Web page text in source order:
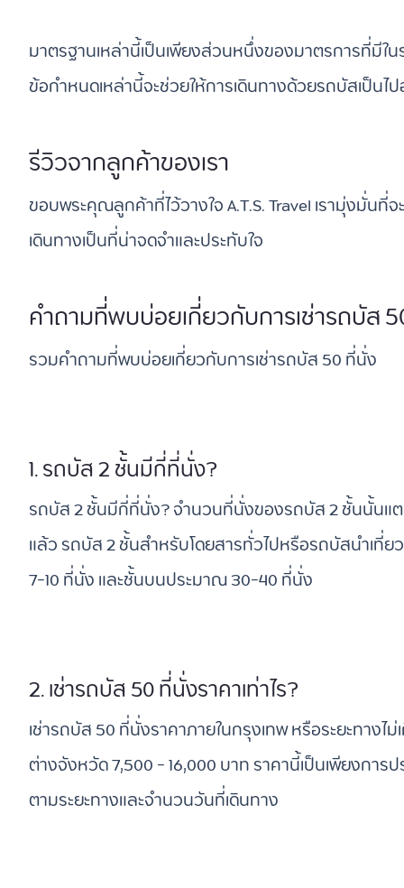
มาตรฐานเหล่านี้เป็นเพียงส่วนหนึ่งของมาตรการที่มี
ข้อกำหนดเหล่านี้จะช่วยให้การเดินทางด้วยรถบัสเป็น
รีวิวจากลูกค้าของเรา
ขอบพระคุณลูกค้าที่ไว้วางใจ A.T.S. Travel เรามุ่งมั่
เดินทางเป็นที่น่าจดจำและประทับใจ
คำถามที่พบบ่อยเกี่ยวกับการเช่ารถบัส
รวมคำถามที่พบบ่อยเกี่ยวกับการเช่ารถบัส 50 ที่นั่ง
1. รถบัส 2 ชั้นมีกี่ที่นั่ง?
รถบัส 2 ชั้นมีกี่ที่นั่ง? จำนวนที่นั่งของรถบัส 2 ชั้นนั้นแ
แล้ว รถบัส 2 ชั้นสำหรับโดยสารทั่วไปหรือรถบัสนำเ
7-10 ที่นั่ง และชั้นบนประมาณ 30-40 ที่นั่ง
2. เช่ารถบัส 50 ที่นั่งราคาเท่าไร?
เช่ารถบัส 50 ที่นั่งราคาภายในกรุงเทพ หรือระยะทาง
ต่างจังหวัด 7,500 - 16,000 บาท ราคานี้เป็นเพียงกา
ตามระยะทางและจำนวนวันที่เดินทาง